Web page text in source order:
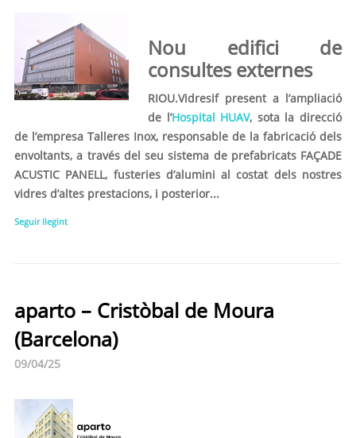
Nou edifici de
consultes externes
RIOU.Vidresifpresent a l’ampliació
de l’Hospital HUAV, sota la direcció
de l’empresa Talleres Inox, responsable de la fabricació dels
envoltants, a través del seu sistema de prefabricats FAÇADE
ACUSTIC PANELL, fusteries d’alumini al costat dels nostres
vidres d’altes prestacions, i posterior...
Seguir llegint
aparto – Cristòbal de Moura
(Barcelona)
09/04/25